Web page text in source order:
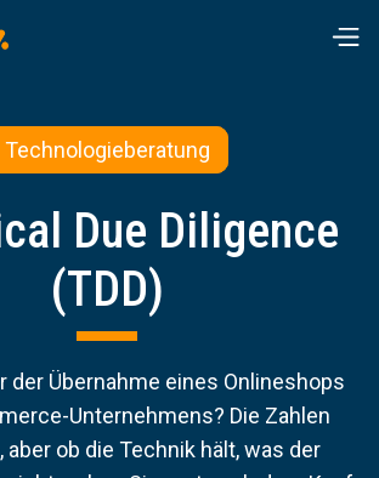
Technologieberatung
Due Diligence
(TDD)
der Übernahme eines Onlineshops
Unternehmens? Die Zahlen
aber ob die Technik hält, was der